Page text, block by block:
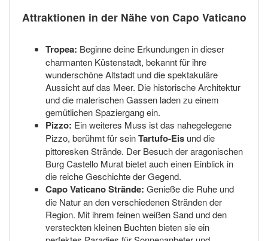
Attraktionen in der Nähe von Capo Vaticano
Tropea: Beginne deine Erkundungen in dieser
charmanten Küstenstadt, bekannt für ihre
wunderschöne Altstadt und die spektakuläre
Aussicht auf das Meer. Die historische Architektur
und die malerischen Gassen laden zu einem
gemütlichen Spaziergang ein.
Pizzo: Ein weiteres Muss ist das nahegelegene
Pizzo, berühmt für seinTartufo-Eis und die
pittoresken Strände. Der Besuch der aragonischen
Burg Castello Murat bietet auch einen Einblick in
die reiche Geschichte der Gegend.
Capo Vaticano Strände: Genieße die Ruhe und
die Natur an den verschiedenen Stränden der
Region. Mit ihrem feinen weißen Sand und den
versteckten kleinen Buchten bieten sie ein